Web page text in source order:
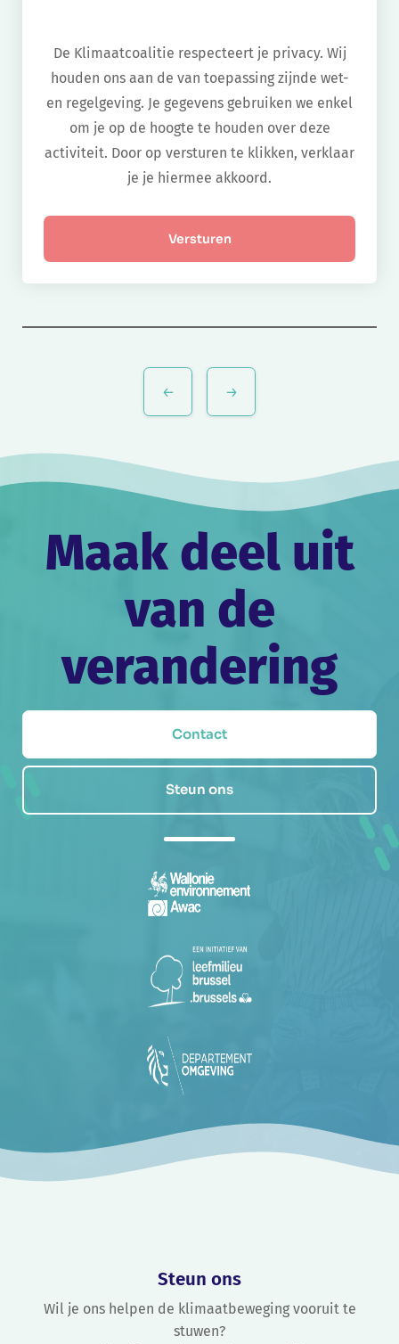
De Klimaatcoalitie respecteert je privacy. Wij
houden ons aan de van toepassing zijnde wet-
en regelgeving. Je gegevens gebruiken we enkel
om je op de hoogte te houden over deze
activiteit. Door op versturen te klikken, verklaar
je je hiermee akkoord.
Maak deel uit
van de
verandering
Contact
Steun ons
Steun ons
Wil je ons helpen de klimaatbeweging vooruit te
stuwen?